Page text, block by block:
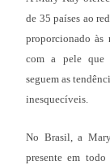
de 35 países ao
proporcionado às
com a pele que
seguem as
inesquecíveis.
No Brasil, a
presente em